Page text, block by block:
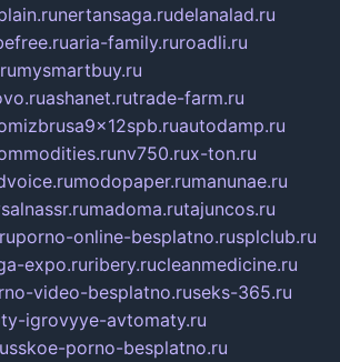
nertansaga.rudelanalad.ru
aria-family.ruroadli.ru
mysmartbuy.ru
ashanet.rutrade-farm.ru
autodamp.ru
nv750.rux-ton.ru
modopaper.rumanunae.ru
madoma.rutajuncos.ru
porno-online-besplatno.rusplclub.ru
expo.ruribery.rucleanmedicine.ru
video-besplatno.ruseks-365.ru
igrovyye-avtomaty.ru
porno-besplatno.ru